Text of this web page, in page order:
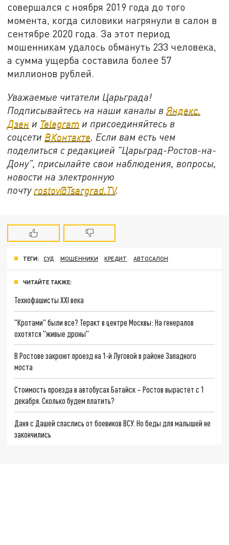
совершался с ноября 2019 года до того
момента, когда силовики нагрянули в салон в
сентябре 2020 года. За этот период
мошенникам удалось обмануть 233 человека,
а сумма ущерба составила более 57
миллионов рублей.
Уважаемые читатели Царьграда!
Подписывайтесь на наши каналы в Яндекс.
Дзен и Telegram и присоединяйтесь в
соцсети ВКонтакте . Если вам есть чем
поделиться с редакцией "Царьград-Ростов-на-
Дону", присылайте свои наблюдения, вопросы,
новости на электронную
почту rostov@Tsargrad.ТV.
ТЕГИ: СУД МОШЕННИКИ КРЕДИТ АВТОСАЛОН
ЧИТАЙТЕ ТАКЖЕ:
Технофашисты XXI века
"Кротами" были все? Теракт в центре Москвы: На генералов
охотятся "живые дроны"
В Ростове закроют проезд на 1-й Луговой в районе Западного
моста
Стоимость проезда в автобусах Батайск – Ростов вырастет с 1
декабря. Сколько будем платить?
Даня с Дашей спаслись от боевиков ВСУ. Но беды для малышей не
закончились